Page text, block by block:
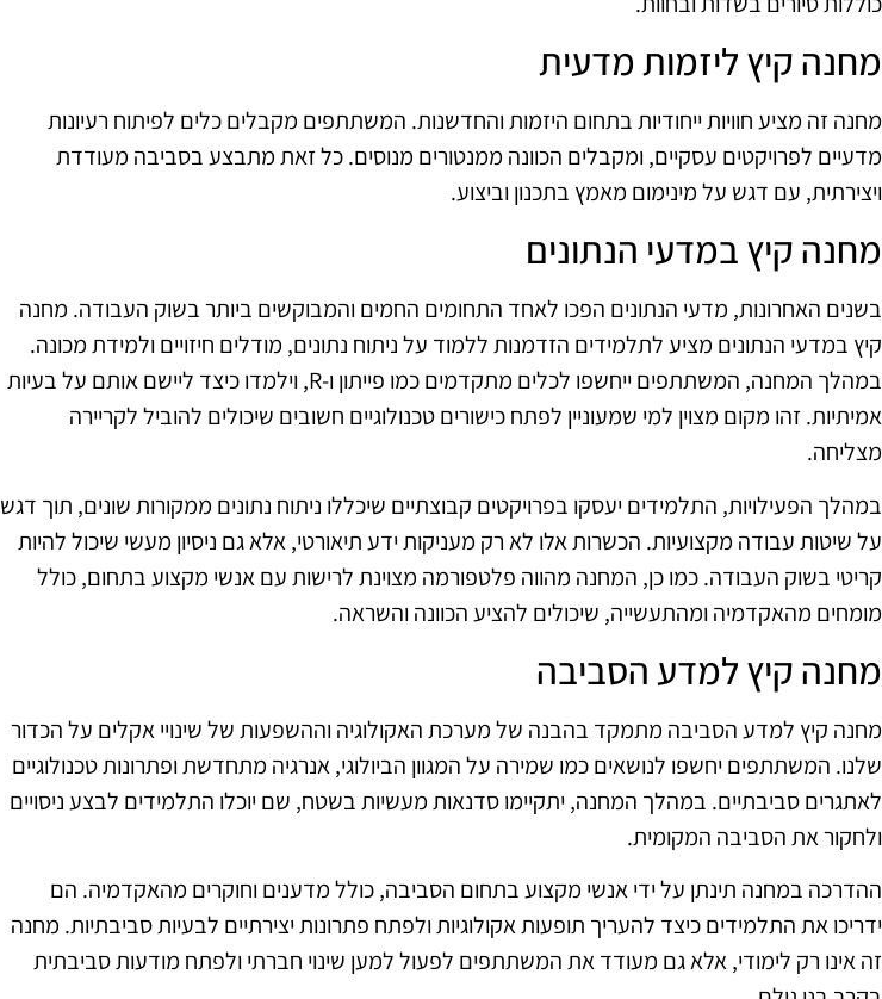
מחנה קיץ ליזמות מדעית
מחנה זה מציע חוויות ייחודיות בתחום היזמות והחדשנות. המשתתפים מקבלים כלים לפיתוח רעיונות
מדעיים לפרויקטים עסקיים, ומקבלים הכוונה ממנטורים מנוסים. כל זאת מתבצע בסביבה מעודדת
ויצירתית, עם דגש על מינימום מאמץ בתכנון וביצוע.
מחנה קיץ במדעי הנתונים
בשנים האחרונות, מדעי הנתונים הפכו לאחד התחומים החמים והמבוקשים ביותר בשוק העבודה. מחנה
קיץ במדעי הנתונים מציע לתלמידים הזדמנות ללמוד על ניתוח נתונים, מודלים חיזויים ולמידת מכונה.
במהלך המחנה, המשתתפים ייחשפו לכלים מתקדמים כמו פייתון ו-R, וילמדו כיצד ליישם אותם על בעיות
אמיתיות. זהו מקום מצוין למי שמעוניין לפתח כישורים טכנולוגיים חשובים שיכולים להוביל לקריירה
מצליחה.
במהלך הפעילויות, התלמידים יעסקו בפרויקטים קבוצתיים שיכללו ניתוח נתונים ממקורות שונים, תוך דגש
על שיטות עבודה מקצועיות. הכשרות אלו לא רק מעניקות ידע תיאורטי, אלא גם ניסיון מעשי שיכול להיות
קריטי בשוק העבודה. כמו כן, המחנה מהווה פלטפורמה מצוינת לרישות עם אנשי מקצוע בתחום, כולל
מומחים מהאקדמיה ומהתעשייה, שיכולים להציע הכוונה והשראה.
מחנה קיץ למדע הסביבה
מחנה קיץ למדע הסביבה מתמקד בהבנה של מערכת האקולוגיה וההשפעות של שינויי אקלים על הכדור
שלנו. המשתתפים יחשפו לנושאים כמו שמירה על המגוון הביולוגי, אנרגיה מתחדשת ופתרונות טכנולוגיים
לאתגרים סביבתיים. במהלך המחנה, יתקיימו סדנאות מעשיות בשטח, שם יוכלו התלמידים לבצע ניסויים
ולחקור את הסביבה המקומית.
ההדרכה במחנה תינתן על ידי אנשי מקצוע בתחום הסביבה, כולל מדענים וחוקרים מהאקדמיה. הם
ידריכו את התלמידים כיצד להעריך תופעות אקולוגיות ולפתח פתרונות יצירתיים לבעיות סביבתיות. מחנה
זה אינו רק לימודי, אלא גם מעודד את המשתתפים לפעול למען שינוי חברתי ולפתח מודעות סביבתית